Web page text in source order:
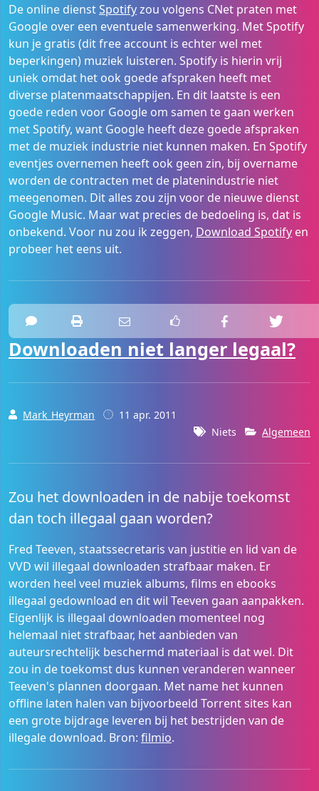
De online dienstSpotifyzou volgens CNet praten met
Google over een eventuele samenwerking. Met Spotify
kun je gratis (dit free account is echter wel met
beperkingen) muziek luisteren. Spotify is hierin vrij
uniek omdat het ook goede afspraken heeft met
diverse platenmaatschappijen. En dit laatste is een
goede reden voor Google om samen te gaan werken
met Spotify, want Google heeft deze goede afspraken
met de muziek industrie niet kunnen maken. En Spotify
eventjes overnemen heeft ook geen zin, bij overname
worden de contracten met de platenindustrie niet
meegenomen. Dit alles zou zijn voor de nieuwe dienst
Google Music. Maar wat precies de bedoeling is, dat is
onbekend. Voor nu zou ik zeggen, Download Spotify en
probeer het eens uit.
Downloaden niet langer legaal?
Mark_Heyrman
11 apr. 2011
Niets
Algemeen
Zou het downloaden in de nabije toekomst
dan toch illegaal gaan worden?
Fred Teeven, staatssecretaris van justitie en lid van de
VVD wil illegaal downloaden strafbaar maken. Er
worden heel veel muziek albums, films en ebooks
illegaal gedownload en dit wil Teeven gaan aanpakken.
Eigenlijk is illegaal downloaden momenteel nog
helemaal niet strafbaar, het aanbieden van
auteursrechtelijk beschermd materiaal is dat wel. Dit
zou in de toekomst dus kunnen veranderen wanneer
Teeven's plannen doorgaan. Met name het kunnen
offline laten halen van bijvoorbeeld Torrent sites kan
een grote bijdrage leveren bij het bestrijden van de
illegale download. Bron: filmio.